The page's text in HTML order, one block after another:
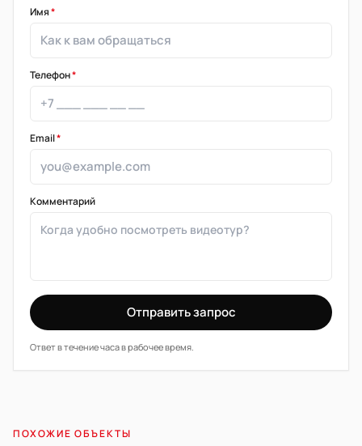
Имя*
Телефон*
Email*
Комментарий
Отправить запрос
Ответ в течение часа в рабочее время.
ПОХОЖИЕ ОБЪЕКТЫ